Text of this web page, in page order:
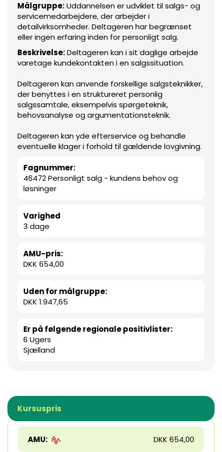
Målgruppe:Uddannelsen er udviklet til salgs- og
servicemedarbejdere, der arbejder i
detailvirksomheder. Deltageren har begrænset
eller ingen erfaring inden for personligt salg.
Beskrivelse:Deltageren kan i sit daglige arbejde
varetage kundekontakten i en salgssituation.
Deltageren kan anvende forskellige salgsteknikker,
der benyttes i en struktureret personlig
salgssamtale, eksempelvis spørgeteknik,
behovsanalyse og argumentationsteknik.
Deltageren kan yde efterservice og behandle
eventuelle klager i forhold til gældende lovgivning.
Fagnummer:
46472 Personligt salg - kundens behov og
løsninger
Varighed
3 dage
AMU-pris:
DKK 654,00
Uden for målgruppe:
DKK 1.947,65
Er på følgende regionale positivlister:
6 Ugers
Sjælland
Kursuspris
AMU: DKK 654,00